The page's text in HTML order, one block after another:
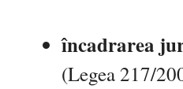
încadrarea
(Legea 217/